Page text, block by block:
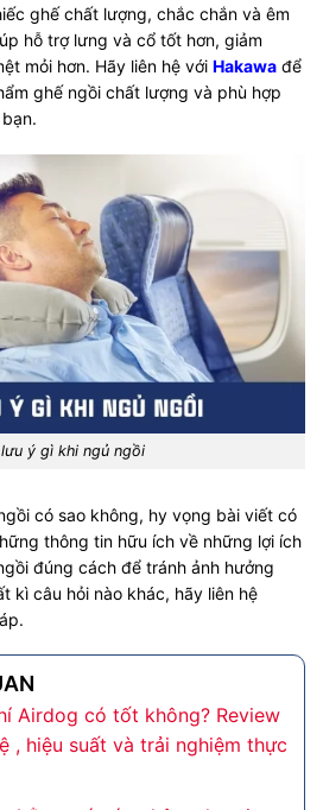
ghế chất lượng, chắc chắn và êm
hỗ trợ lưng và cổ tốt hơn, giảm
mỏi hơn. Hãy liên hệ vớiHakawa để
ghế ngồi chất lượng và phù hợp
lưu ý gì khi ngủ ngồi
có sao không, hy vọng bài viết có
thông tin hữu ích về những lợi ích
đúng cách để tránh ảnh hưởng
kì câu hỏi nào khác, hãy liên hệ
Airdog có tốt không? Review
, hiệu suất và trải nghiệm thực